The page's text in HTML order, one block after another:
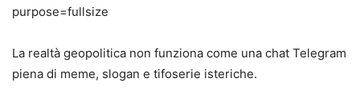
La realtà geopolitica non funziona come una chat Telegram
piena di meme, slogan e tifoserie isteriche.